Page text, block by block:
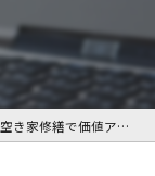
空き家修繕で価値アップ-不動産売却